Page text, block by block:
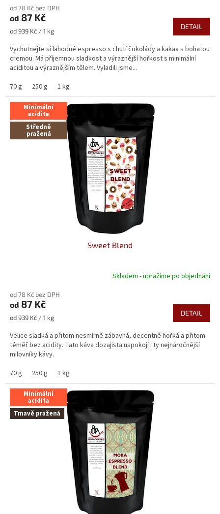
produktu
je
5,0
5
hvězdiček.
od 78 Kč bez DPH
od 87 Kč
Měrná
od 939 Kč / 1 kg
DETAIL
Vychutnejte si lahodné espresso s chutí čokolády a kakaa s bohatou
cremou. Má příjemnou sladkost a výraznější hořkost s minimální
aciditou a výraznějším tělem. Vyladili jsme...
70 g
250 g 1 kg
Minimální
acidita
Středně
pražená
Sweet Blend
produktu
je
5,0
5
hvězdiček.
Skladem - upražíme po objednání
od 78 Kč bez DPH
od 87 Kč
Měrná
od 939 Kč / 1 kg
DETAIL
Velice sladká a přitom nesmírně zábavná, decentně hořká a přitom
téměř bez acidity. Tato káva dozajista uspokojí i ty nejnáročnější
milovníky kávy.
70 g
250 g 1 kg
Minimální
acidita
Tmavě pražená